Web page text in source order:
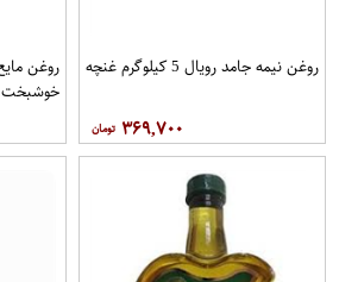
روغن نیمه جامد رویال 5 کيلوگرم غنچه
۳۶۹,۷۰۰
خوشبخت